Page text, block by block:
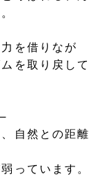
を借りなが
を取り戻して
自然との距離
っています。